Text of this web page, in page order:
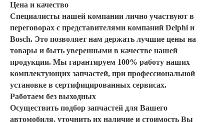
Цена и качество
Специалисты нашей компании лично участвуют в
переговорах с представителями компаний Delphi и
Bosch. Это позволяет нам держать лучшие цены на
товары и быть уверенными в качестве нашей
продукции. Мы гарантируем 100% работу наших
комплектующих запчастей, при профессиональной
установке в сертифицированных сервисах.
Работаем без выходных
Осуществить подбор запчастей для Вашего
автомобиля, уточнить их наличие и стоимость Вы